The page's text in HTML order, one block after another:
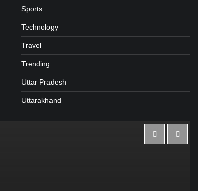
Sports
Technology
Travel
Trending
Uttar Pradesh
Uttarakhand